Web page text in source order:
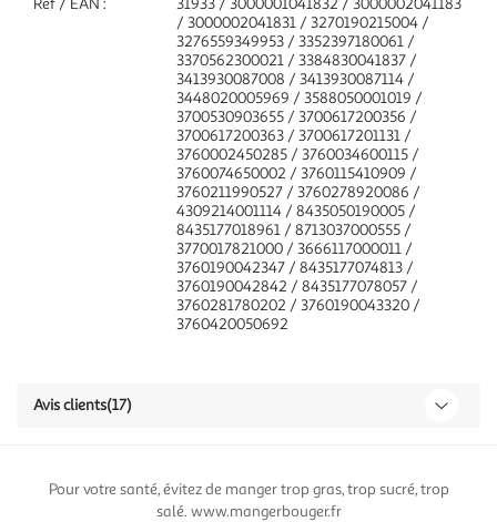
/ 3000002041831 / 3270190215004 /
3276559349953 / 3352397180061 /
3370562300021 / 3384830041837 /
3413930087008 / 3413930087114 /
3448020005969 / 3588050001019 /
3700530903655 / 3700617200356 /
3700617200363 / 3700617201131 /
3760002450285 / 3760034600115 /
3760074650002 / 3760115410909 /
3760211990527 / 3760278920086 /
4309214001114 / 8435050190005 /
8435177018961 / 8713037000555 /
3770017821000 / 3666117000011 /
3760190042347 / 8435177074813 /
3760190042842 / 8435177078057 /
3760281780202 / 3760190043320 /
3760420050692
Avis clients(17)
Pour votre santé, évitez de manger trop gras, trop sucré, trop
salé. www.mangerbouger.fr